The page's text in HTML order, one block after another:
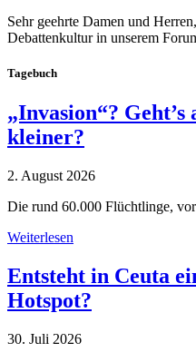
Sehr geehrte Damen und
Debattenkultur in unserem
Tagebuch
„Invasion“?
kleiner?
2. August 2026
Die rund 60.000 Flüchtlinge,
Weiterlesen
Entsteht in Ceuta
Hotspot?
30. Juli 2026